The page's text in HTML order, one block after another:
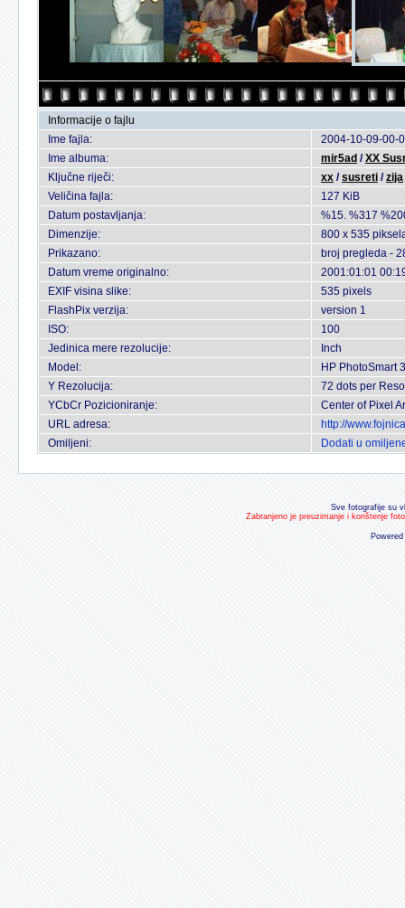
Informacije o fajlu
Ime fajla:
2004-10-09-00-
Ime albuma:
mir5ad /XX
Ključne riječi:
xx /susreti /zija
Veličina fajla:
127 KiB
Datum postavljanja:
%15. %317
Dimenzije:
800 x 535
Prikazano:
broj pregleda -
Datum vreme originalno:
2001:01:01
EXIF visina slike:
535 pixels
FlashPix verzija:
version 1
ISO:
100
Jedinica mere rezolucije:
Inch
Model:
HP PhotoSmart
Y Rezolucija:
72 dots per
YCbCr Pozicioniranje:
Center of Pixel
URL adresa:
http://
Omiljeni:
Dodati u
Sve fotografije su
Zabranjeno je preuzimanje i korištenje